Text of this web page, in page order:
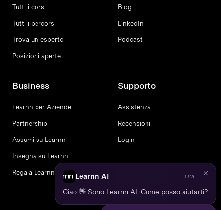
Tutti i corsi
Tutti i percorsi
Trova un esperto
Posizioni aperte
Blog
LinkedIn
Podcast
Business
Learnn per Aziende
Partnership
Assumi su Learnn
Insegna su Learnn
Regala Learnn
Supporto
Assistenza
Recensioni
Login
Learnn AI Ora
Ciao 👋 Sono Learnn AI. Come posso aiutarti?